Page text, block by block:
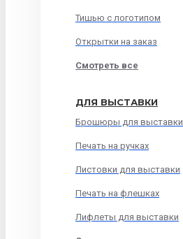
Тишью с логотипом
Открытки на заказ
Смотреть все
ДЛЯ ВЫСТАВКИ
Брошюры для выставки
Печать на ручках
Листовки для выставки
Печать на флешках
Лифлеты для выставки